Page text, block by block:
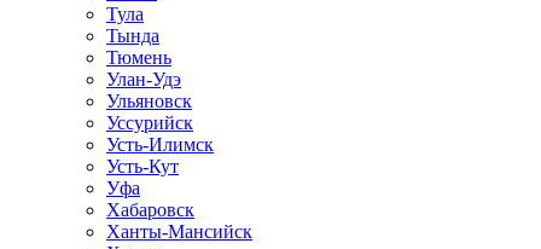
Тула
Тында
Тюмень
Улан-Удэ
Ульяновск
Уссурийск
Усть-Илимск
Усть-Кут
Уфа
Хабаровск
Ханты-Мансийск